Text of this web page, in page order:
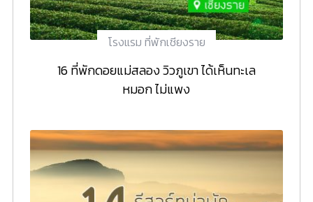
โรงแรม ที่พักเชียงราย
16 ที่พักดอยแม่สลอง วิวภูเขา ได้เห็นทะเล
หมอก ไม่แพง